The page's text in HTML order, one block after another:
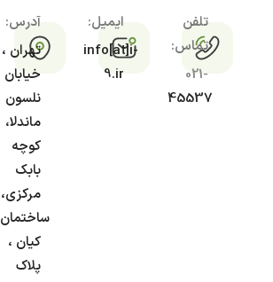
تلفن
تماس:
021-
45537
ایمیل:
info[at]i-
9.ir
آدرس:
تهران ،
خیابان
نلسون
ماندلا،
کوچه
بابک
مرکزی،
ساختمان
کیان ،
پلاک